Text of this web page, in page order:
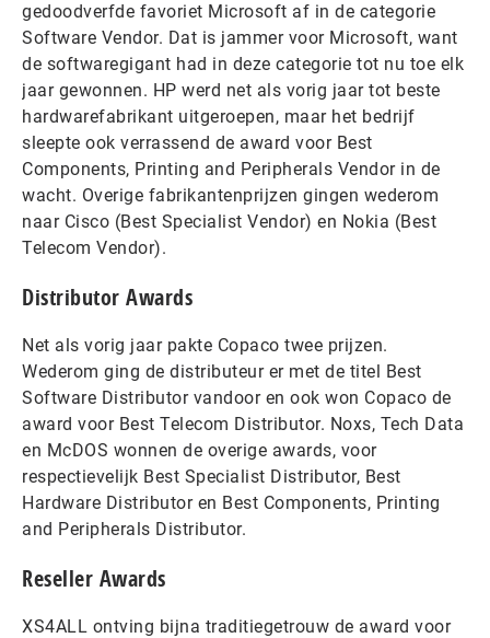
gedoodverfde favoriet Microsoft af in de categorie
Software Vendor. Dat is jammer voor Microsoft, want
de softwaregigant had in deze categorie tot nu toe elk
jaar gewonnen. HP werd net als vorig jaar tot beste
hardwarefabrikant uitgeroepen, maar het bedrijf
sleepte ook verrassend de award voor Best
Components, Printing and Peripherals Vendor in de
wacht. Overige fabrikantenprijzen gingen wederom
naar Cisco (Best Specialist Vendor) en Nokia (Best
Telecom Vendor).
Distributor Awards
Net als vorig jaar pakte Copaco twee prijzen.
Wederom ging de distributeur er met de titel Best
Software Distributor vandoor en ook won Copaco de
award voor Best Telecom Distributor. Noxs, Tech Data
en McDOS wonnen de overige awards, voor
respectievelijk Best Specialist Distributor, Best
Hardware Distributor en Best Components, Printing
and Peripherals Distributor.
Reseller Awards
XS4ALL ontving bijna traditiegetrouw de award voor